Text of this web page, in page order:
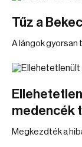
Tűz a
A lángok gyorsan
medencék
Megkezdték a